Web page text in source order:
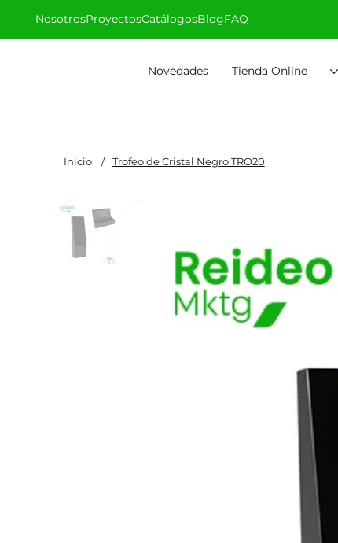
Novedades Tienda Online
NosotrosProyectosCatálogosBlogFAQ
Inicio / Trofeo de Cristal Negro TRO20